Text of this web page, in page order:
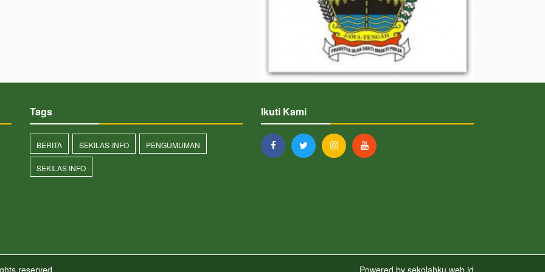
Tags
BERITA SEKILAS-INFO PENGUMUMAN
SEKILAS INFO
Ikuti Kami